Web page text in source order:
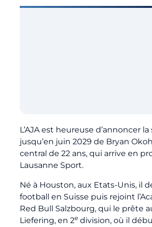
🇨🇳L’AJA est heureuse d’annoncer
jusqu’en juin 2029 de Bryan
central de 22 ans, qui arrive en
Lausanne Sport.
Né à Houston, aux Etats-Unis, il
football en Suisse puis rejoint
Red Bull Salzbourg, qui le prête
Liefering, en 2e division, où il